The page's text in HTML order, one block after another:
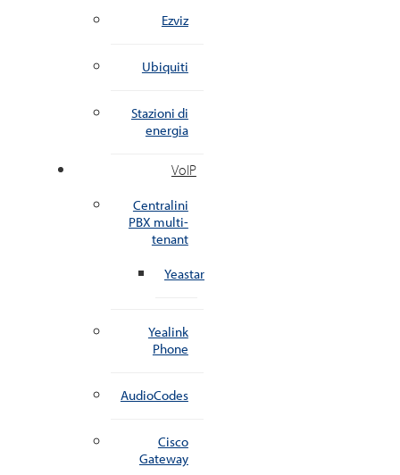
Ezviz
Ubiquiti
Stazioni di
energia
VoIP
Centralini
PBX multi-
tenant
Yeastar
Yealink
Phone
AudioCodes
Cisco
Gateway